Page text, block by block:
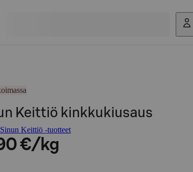
Keittiö kinkkukiusaus
Keittiö -tuotteet
€/kg